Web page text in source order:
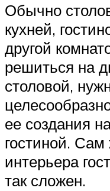
Обычно
кухней,
другой
решиться на
столовой,
ее создания
гостиной.
интерьера
так сложен.